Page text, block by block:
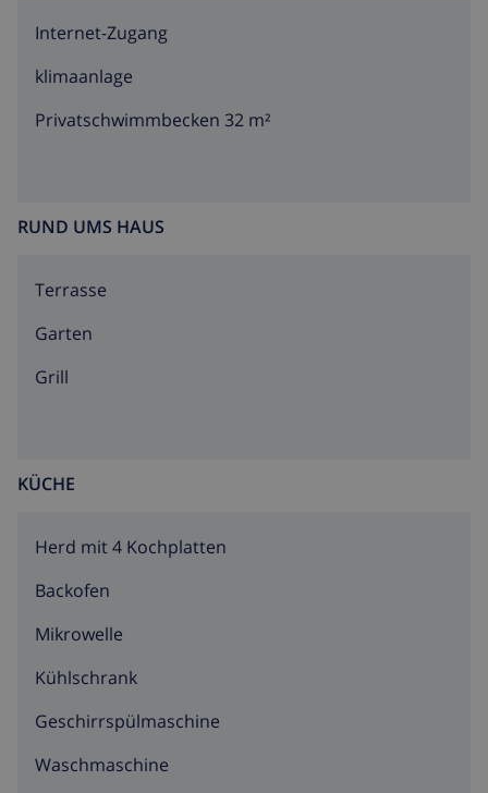
Internet-Zugang
klimaanlage
Privatschwimmbecken 32 m²
RUND UMS HAUS
Terrasse
Garten
Grill
KÜCHE
Herd mit 4 Kochplatten
Backofen
Mikrowelle
Kühlschrank
Geschirrspülmaschine
Waschmaschine